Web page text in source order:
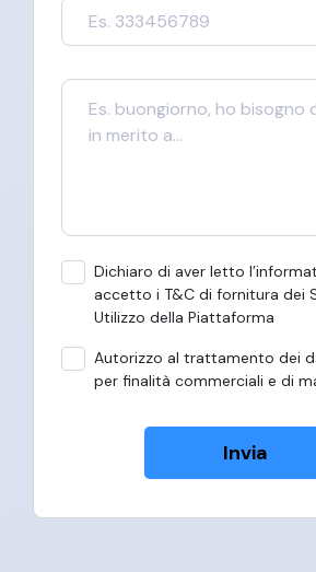
Dichiaro di aver letto
accetto i T&C di fornitura dei
Utilizzo della Piattaforma
Autorizzo al trattamento dei
per finalità commerciali e di
Invia